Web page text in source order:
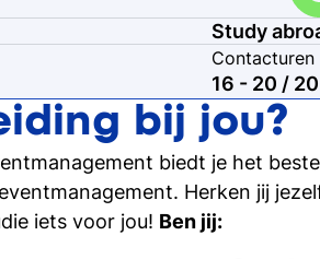
Study
Contacturen
16 - 20 /
bij jou?
biedt je het
Herken jij
iets voor jou! Ben jij: